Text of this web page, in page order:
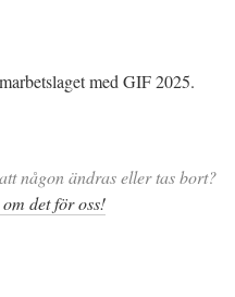
med GIF 2025.
någon ändras eller tas bort?
det för oss!